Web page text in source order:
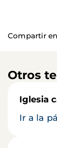
Compartir
Otros
Iglesia
Ir a la